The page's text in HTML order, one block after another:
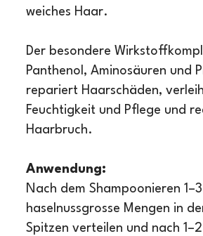
weiches Haar.
Der besondere
Panthenol, Aminosäuren und
repariert Haarschäden,
Feuchtigkeit und Pflege und
Haarbruch.
Anwendung:
Nach dem Shampoonieren 1–3
haselnussgrosse Mengen in
Spitzen verteilen und nach